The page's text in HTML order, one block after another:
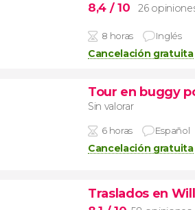
8,4 / 10 26
8 horas Inglés
Cancelación gratuita
Tour en buggy
Sin valorar
6 horas Español
Cancelación gratuita
Traslados en